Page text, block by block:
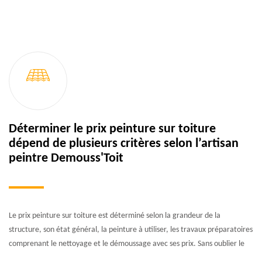
Déterminer le prix peinture sur toiture
dépend de plusieurs critères selon l’artisan
peintre Demouss'Toit
Le prix peinture sur toiture est déterminé selon la grandeur de la
structure, son état général, la peinture à utiliser, les travaux préparatoires
comprenant le nettoyage et le démoussage avec ses prix. Sans oublier le